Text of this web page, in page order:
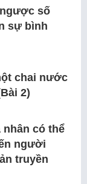
số
sự bình
chai nước
2)
có thể
người
truyền